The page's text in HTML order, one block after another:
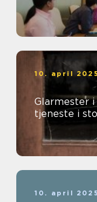
10. april 2025
Glarmester i
tjeneste i
10. april 2025